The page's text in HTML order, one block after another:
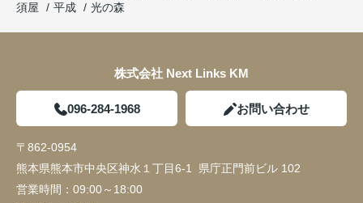
須屋
平成 光の森
株式会社 Next Links KM
096-284-1968 お問い合わせ
〒862-0954
熊本県熊本市中央区神水１丁目6-1 県庁正門前ビル 102
営業時間： 09:00～18:00